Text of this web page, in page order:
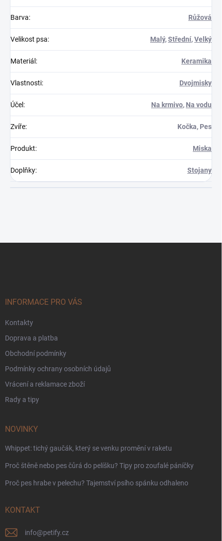
Barva: Růžová
Velikost psa: Malý,Střední,Velký
Materiál : Keramika
Vlastnosti: Dvojmisky
Účel : Na krmivo, Na vodu
Zvíře: Kočka, Pes
Produkt: Miska
Doplňky: Stojany
INFORMACE PRO VÁS
Kontakty
Doprava a platba
Obchodní podmínky
Podmínky ochrany osobních údajů
Vrácení a reklamace zboží
Rady a tipy
NOVINKY
Whippet: tichý gaučák, který se venku promění v raketu
Proč štěně nebo pes čůrá do pelíšku? Tipy pro zoufalé páníčky
Proč pes hrabe v pelechu? Tajemství psího spánku odhaleno
KONTAKT
info@petify.cz